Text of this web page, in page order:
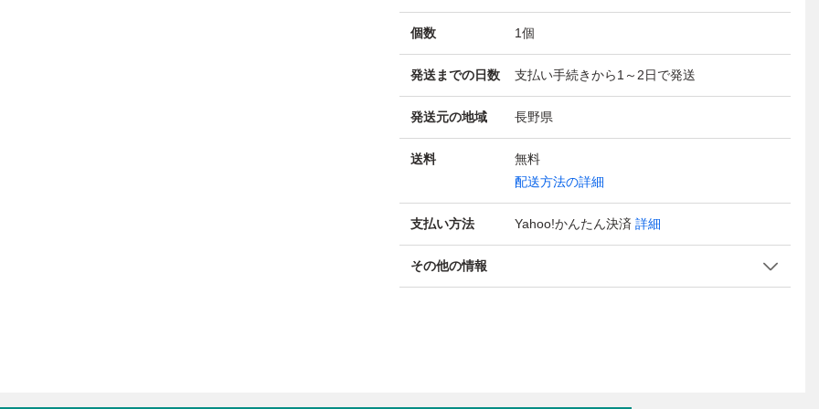
個数 1個
発送までの日数 支払い手続きから1～2日で発送
発送元の地域 長野県
送料
無料
配送方法の詳細
支払い方法 Yahoo!かんたん決済 詳細
その他の情報